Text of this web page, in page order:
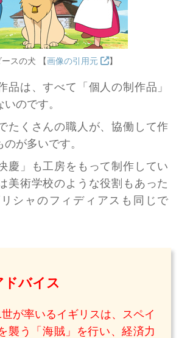
ースの犬 【画像の引用元 】
品は、すべて「個人の制作品」
のです。
たくさんの職人が、協働して作
が多いです。
慶」も工房をもって制作してい
美術学校のような役割もあった
シャのフィディアスも同じで
ドバイス
が率いるイギリスは、スペイ
襲う「海賊」を行い、経済力